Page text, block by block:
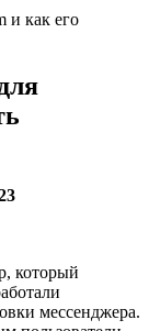
и как его
который
мессенджера.